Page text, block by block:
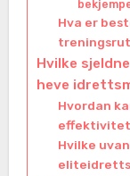
Hva er
Hvilke
heve
Hvordan
Hvilke